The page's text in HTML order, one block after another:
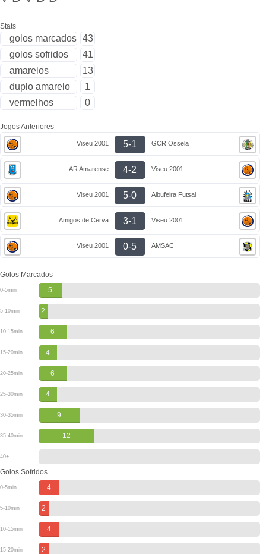
Stats
golos marcados 43
golos sofridos
41
amarelos
13
duplo amarelo
1
vermelhos
0
Jogos Anteriores
Viseu 2001 5-1 GCR Ossela
AR Amarense 4-2 Viseu 2001
Viseu 2001 5-0 Albufeira Futsal
Amigos de Cerva 3-1 Viseu 2001
Viseu 2001 0-5 AMSAC
Golos Marcados
0-5min 5
5-10min 2
10-15min 6
15-20min 4
20-25min 6
25-30min 4
30-35min 9
35-40min 12
40+
Golos Sofridos
0-5min 4
5-10min 2
10-15min 4
15-20min 2